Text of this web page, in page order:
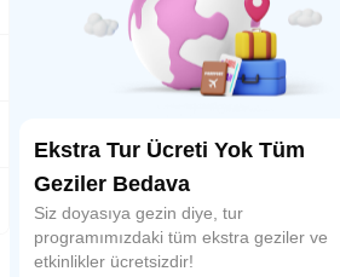
Ekstra Tur Ücreti Yok Tüm
Geziler Bedava
Siz doyasıya gezin diye, tur
programımızdaki tüm ekstra geziler ve
etkinlikler ücretsizdir!